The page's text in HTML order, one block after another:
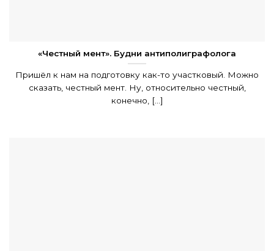
«Честный мент». Будни антиполиграфолога
Пришёл к нам на подготовку как-то участковый. Можно
сказать, честный мент. Ну, относительно честный,
конечно, [...]